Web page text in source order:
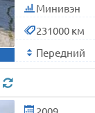
Минивэн
231000 км
Передний
2009